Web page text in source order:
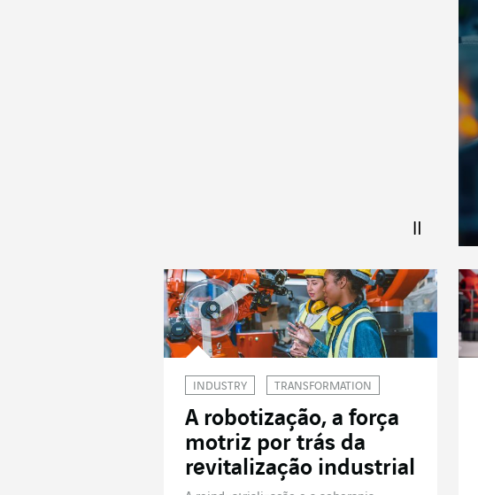
INDUSTRY TRANSFORMATION
A robotização, a força
motriz por trás da
revitalização industrial